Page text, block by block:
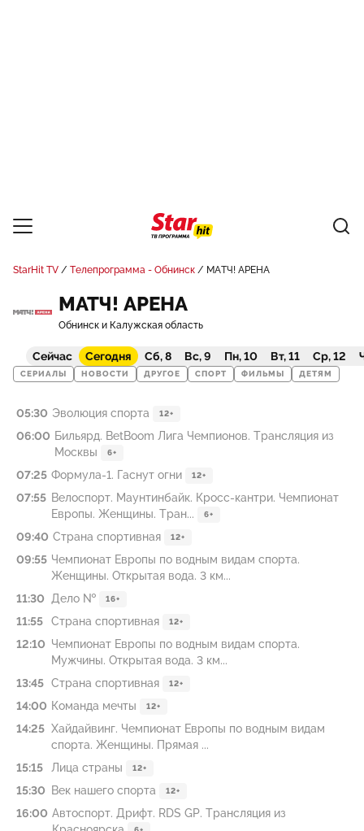
StarHit TV Телепрограмма - Обнинск МАТЧ! АРЕНА
МАТЧ! АРЕНА
Обнинск и Калужская область
Сейчас Сегодня Сб, 8 Вс, 9 Пн, 10 Вт, 11 Ср, 12
СЕРИАЛЫ НОВОСТИ ДРУГОЕ СПОРТ ФИЛЬМЫ ДЕТЯМ
05:30 Эволюция спорта 12+
06:00 Бильярд. BetBoom Лига Чемпионов. Трансляция из
Москвы
6+
07:25 Формула-1. Гаснут огни 12+
07:55 Велоспорт. Маунтинбайк. Кросс-кантри. Чемпионат
Европы. Женщины. Тран...
6+
09:40 Страна спортивная 12+
09:55 Чемпионат Европы по водным видам спорта.
Женщины. Открытая вода. 3 км...
11:30
Дело № 16+
11:55 Страна спортивная 12+
12:10 Чемпионат Европы по водным видам спорта.
Мужчины. Открытая вода. 3 км...
13:45 Страна спортивная 12+
14:00 Команда мечты 12+
14:25 Хайдайвинг. Чемпионат Европы по водным видам
спорта. Женщины. Прямая ...
15:15
Лица страны 12+
15:30 Век нашего спорта 12+
16:00 Автоспорт. Дрифт. RDS GP. Трансляция из